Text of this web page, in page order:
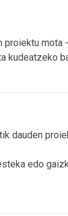
mota
kudeatzeko
dauden
edo